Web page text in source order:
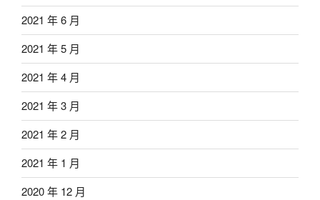
2021 年 6 月
2021 年 5 月
2021 年 4 月
2021 年 3 月
2021 年 2 月
2021 年 1 月
2020 年 12 月